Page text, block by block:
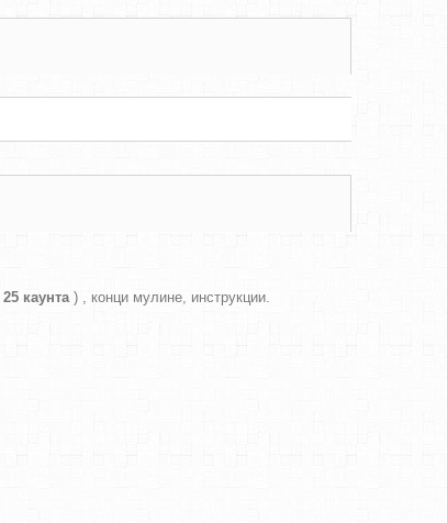
25 каунта) , конци мулине, инструкции.